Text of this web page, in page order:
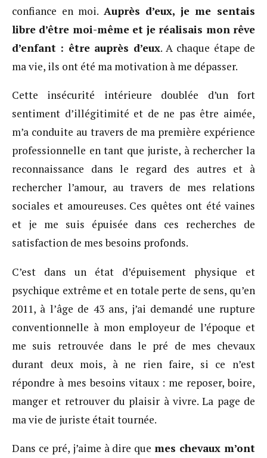
confiance en moi. Auprès d’eux, je me sentais
libre d’être moi-même et je réalisais mon rêve
d’enfant : être auprès d’eux. A chaque étape de
ma vie, ils ont été ma motivation à me dépasser.
Cette insécurité intérieure doublée d’un fort
sentiment d’illégitimité et de ne pas être aimée,
m’a conduite au travers de ma première expérience
professionnelle en tant que juriste, à rechercher la
reconnaissance dans le regard des autres et à
rechercher l’amour, au travers de mes relations
sociales et amoureuses. Ces quêtes ont été vaines
et je me suis épuisée dans ces recherches de
satisfaction de mes besoins profonds.
C’est dans un état d’épuisement physique et
psychique extrême et en totale perte de sens, qu’en
2011, à l’âge de 43 ans, j’ai demandé une rupture
conventionnelle à mon employeur de l’époque et
me suis retrouvée dans le pré de mes chevaux
durant deux mois, à ne rien faire, si ce n’est
répondre à mes besoins vitaux : me reposer, boire,
manger et retrouver du plaisir à vivre. La page de
ma vie de juriste était tournée.
Dans ce pré, j’aime à dire quemes chevaux m’ont